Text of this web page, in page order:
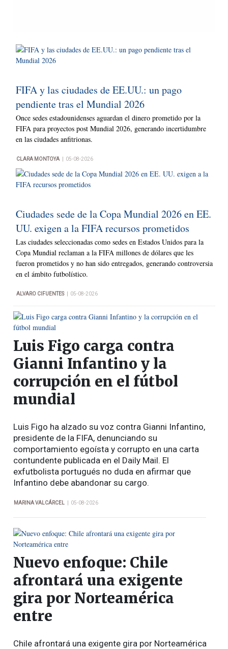
FIFA y las ciudades de EE.UU.: un pago
pendiente tras el Mundial 2026
Once sedes estadounidenses aguardan el dinero prometido por la
FIFA para proyectos post Mundial 2026, generando incertidumbre
en las ciudades anfitrionas.
CLARA MONTOYA | 05-08-2026
Ciudades sede de la Copa Mundial 2026 en EE.
UU. exigen a la FIFA recursos prometidos
Las ciudades seleccionadas como sedes en Estados Unidos para la
Copa Mundial reclaman a la FIFA millones de dólares que les
fueron prometidos y no han sido entregados, generando controversia
en el ámbito futbolístico.
ALVARO CIFUENTES | 05-08-2026
Luis Figo carga contra
Gianni Infantino y la
corrupción en el fútbol
mundial
Luis Figo ha alzado su voz contra Gianni Infantino,
presidente de la FIFA, denunciando su
comportamiento egoísta y corrupto en una carta
contundente publicada en el Daily Mail. El
exfutbolista portugués no duda en afirmar que
Infantino debe abandonar su cargo.
MARINA VALCÁRCEL | 05-08-2026
Nuevo enfoque: Chile
afrontará una exigente
gira por Norteamérica
entre
Chile afrontará una exigente gira por Norteamérica